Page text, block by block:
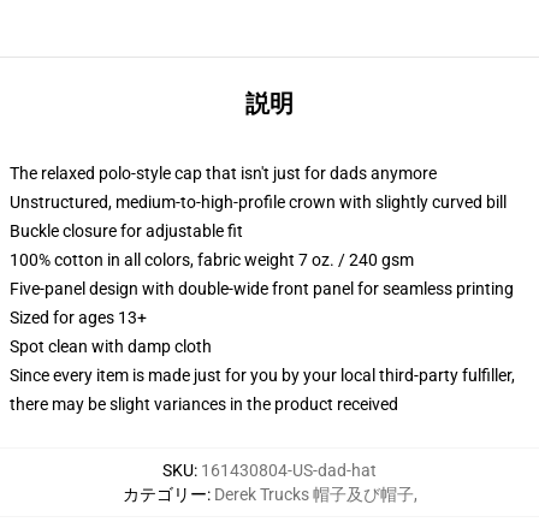
説明
The relaxed polo-style cap that isn't just for dads anymore
Unstructured, medium-to-high-profile crown with slightly curved bill
Buckle closure for adjustable fit
100% cotton in all colors, fabric weight 7 oz. / 240 gsm
Five-panel design with double-wide front panel for seamless printing
Sized for ages 13+
Spot clean with damp cloth
Since every item is made just for you by your local third-party fulfiller,
there may be slight variances in the product received
SKU: 161430804-US-dad-hat
カテゴリー: Derek Trucks 帽子及び帽子,